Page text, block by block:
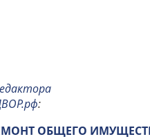
:
ОБЩЕГО